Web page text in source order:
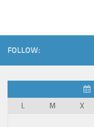
FOLLOW:
L
M X